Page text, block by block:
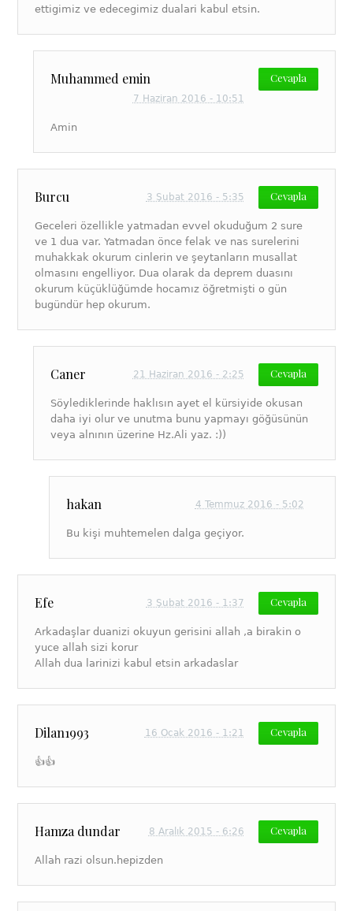
ettigimiz ve edecegimiz dualari kabul etsin.
Muhammed emin Cevapla
7 Haziran 2016 - 10:51
Amin
Burcu Cevapla
3 Şubat 2016 - 5:35
Geceleri özellikle yatmadan evvel okuduğum 2 sure
ve 1 dua var. Yatmadan önce felak ve nas surelerini
muhakkak okurum cinlerin ve şeytanların musallat
olmasını engelliyor. Dua olarak da deprem duasını
okurum küçüklüğümde hocamız öğretmişti o gün
bugündür hep okurum.
Caner Cevapla
21 Haziran 2016 - 2:25
Söylediklerinde haklısın ayet el kürsiyide okusan
daha iyi olur ve unutma bunu yapmayı göğüsünün
veya alnının üzerine Hz.Ali yaz. :))
hakan 4 Temmuz 2016 - 5:02
Bu kişi muhtemelen dalga geçiyor.
Efe Cevapla
3 Şubat 2016 - 1:37
Arkadaşlar duanizi okuyun gerisini allah ,a birakin o
yuce allah sizi korur
Allah dua larinizi kabul etsin arkadaslar
Dilan1993 Cevapla
16 Ocak 2016 - 1:21
👍👍
Hamza dundar Cevapla
8 Aralık 2015 - 6:26
Allah razi olsun.hepizden